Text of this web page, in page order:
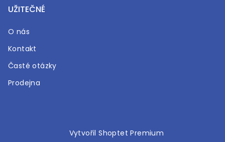
UŽITEČNÉ
O nás
Kontakt
Časté otázky
Prodejna
Vytvořil Shoptet Premium